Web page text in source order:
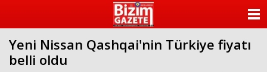
Yeni Nissan Qashqai'nin Türkiye fiyatı
belli oldu
KATEGORİLER